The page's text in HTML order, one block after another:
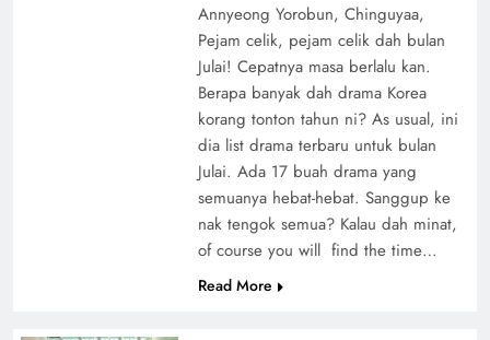
Annyeong Yorobun, Chinguyaa,
Pejam celik, pejam celik dah bulan
Julai! Cepatnya masa berlalu kan.
Berapa banyak dah drama Korea
korang tonton tahun ni? As usual, ini
dia list drama terbaru untuk bulan
Julai. Ada 17 buah drama yang
semuanya hebat-hebat. Sanggup ke
nak tengok semua? Kalau dah minat,
of course you will find the time…
Read More